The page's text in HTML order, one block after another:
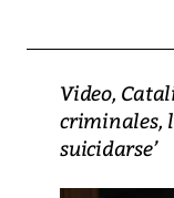
Video,
criminales,
suicidarse’